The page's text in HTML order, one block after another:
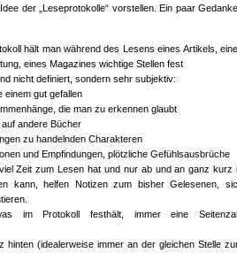
der „Leseprotokolle“ vorstellen. Ein paar
hält man während des Lesens eines Artikels,
eines Magazines wichtige Stellen fest
nicht definiert, sondern sehr subjektiv:
einem gut gefallen
die man zu erkennen glaubt
auf andere Bücher
zu handelnden Charakteren
und Empfindungen, plötzliche Gefühlsausbrüche
Zeit zum Lesen hat und nur ab und an ganz kurz
kann, helfen Notizen zum bisher Gelesenen,
im Protokoll festhält, immer eine
hinten (idealerweise immer an der gleichen Stelle